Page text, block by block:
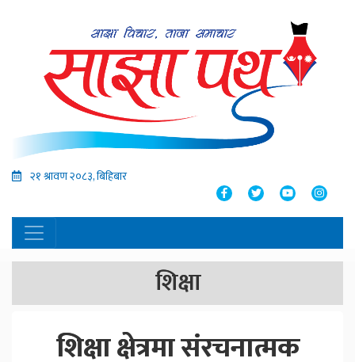
२१ श्रावण २०८३, बिहिबार
शिक्षा
शिक्षा क्षेत्रमा संरचनात्मक